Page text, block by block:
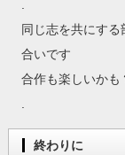
同じ志を共にす
合いです
合作も楽しいかも
終わりに